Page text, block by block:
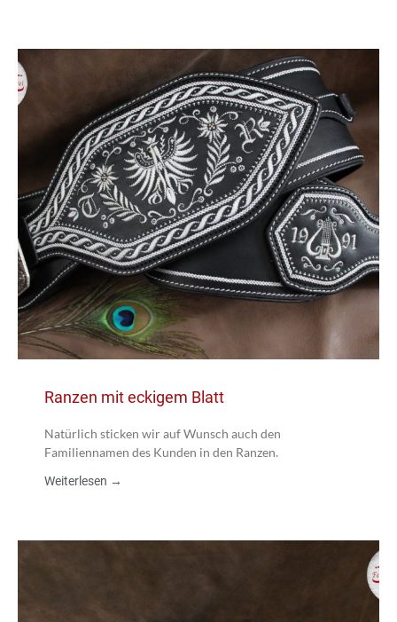
Ranzen mit eckigem Blatt
Natürlich sticken wir auf Wunsch auch den
Familiennamen des Kunden in den Ranzen.
Weiterlesen →